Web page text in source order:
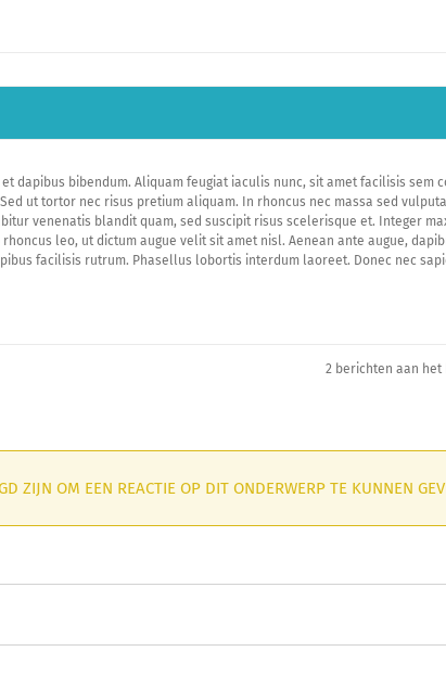
et dapibus bibendum. Aliquam feugiat iaculis nunc, sit amet facilisis sem
ut tortor nec risus pretium aliquam. In rhoncus nec massa sed
venenatis blandit quam, sed suscipit risus scelerisque et. Integer
leo, ut dictum augue velit sit amet nisl. Aenean ante augue,
facilisis rutrum. Phasellus lobortis interdum laoreet. Donec nec
2 berichten aan het
ZIJN OM EEN REACTIE OP DIT ONDERWERP TE KUNNEN